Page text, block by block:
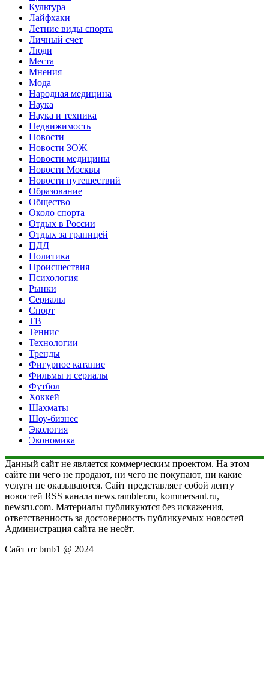
Культура
Лайфхаки
Летние виды спорта
Личный счет
Люди
Места
Мнения
Мода
Народная медицина
Наука
Наука и техника
Недвижимость
Новости
Новости ЗОЖ
Новости медицины
Новости Москвы
Новости путешествий
Образование
Общество
Около спорта
Отдых в России
Отдых за границей
ПДД
Политика
Происшествия
Психология
Рынки
Сериалы
Спорт
ТВ
Теннис
Технологии
Тренды
Фигурное катание
Фильмы и сериалы
Футбол
Хоккей
Шахматы
Шоу-бизнес
Экология
Экономика
Данный сайт не является коммерческим проектом. На этом
сайте ни чего не продают, ни чего не покупают, ни какие
услуги не оказываются. Сайт представляет собой ленту
новостей RSS канала news.rambler.ru, kommersant.ru,
newsru.com. Материалы публикуются без искажения,
ответственность за достоверность публикуемых новостей
Администрация сайта не несёт.
Сайт от bmb1 @ 2024